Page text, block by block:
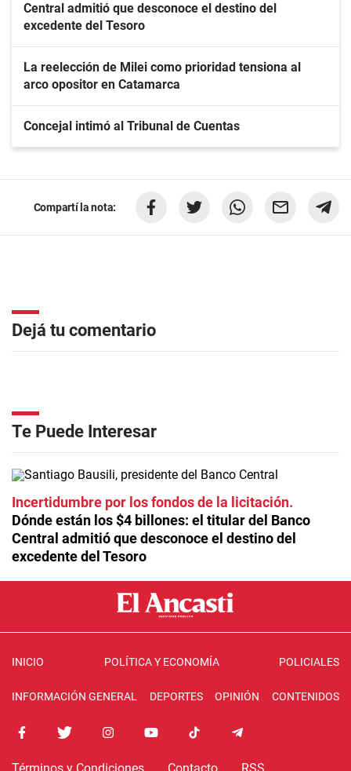
Central admitió que desconoce el destino del
excedente del Tesoro
La reelección de Milei como prioridad tensiona al
arco opositor en Catamarca
Concejal intimó al Tribunal de Cuentas
Compartí la nota:
Dejá tu comentario
Te Puede Interesar
Incertidumbre por los fondos de la licitación
Dónde están los $4 billones: el titular del Banco
Central admitió que desconoce el destino del
excedente del Tesoro
INICIO POLÍTICA Y ECONOMÍA POLICIALES
INFORMACIÓN GENERAL DEPORTES OPINIÓN CONTENIDOS